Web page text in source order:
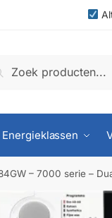
Energieklassen
– 7000 serie –